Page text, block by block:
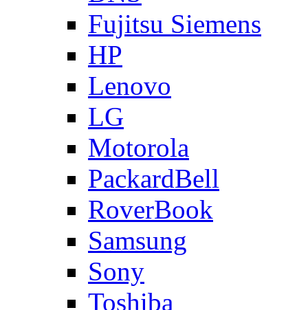
Fujitsu Siemens
HP
Lenovo
LG
Motorola
PackardBell
RoverBook
Samsung
Sony
Toshiba